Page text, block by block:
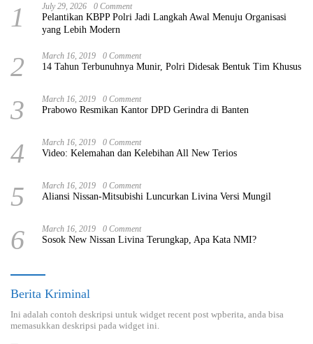
1 July 29, 2026 0 Comment
Pelantikan KBPP Polri Jadi Langkah Awal Menuju Organisasi
yang Lebih Modern
2 March 16, 2019 0 Comment
14 Tahun Terbunuhnya Munir, Polri Didesak Bentuk Tim Khusus
3 March 16, 2019 0 Comment
Prabowo Resmikan Kantor DPD Gerindra di Banten
4 March 16, 2019 0 Comment
Video: Kelemahan dan Kelebihan All New Terios
5 March 16, 2019 0 Comment
Aliansi Nissan-Mitsubishi Luncurkan Livina Versi Mungil
6 March 16, 2019 0 Comment
Sosok New Nissan Livina Terungkap, Apa Kata NMI?
Berita Kriminal
Ini adalah contoh deskripsi untuk widget recent post wpberita, anda bisa
memasukkan deskripsi pada widget ini.